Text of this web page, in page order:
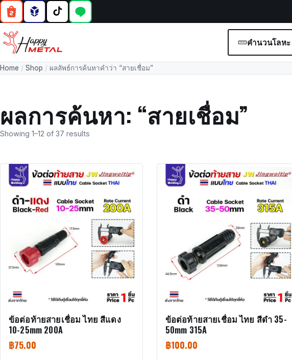
คำนวนโลหะ
Home / Shop / ผลลัพธ์การค้นหาคำว่า “สายเชื่อม”
ผลการค้นหา: “สายเชื่อม”
Showing 1–12 of 37 results
ข้อต่อท้ายสายเชื่อม ไทย สีแดง
10-25mm 200A
฿75.00
ข้อต่อท้ายสายเชื่อม ไทย สีดำ 35-
50mm 315A
฿100.00